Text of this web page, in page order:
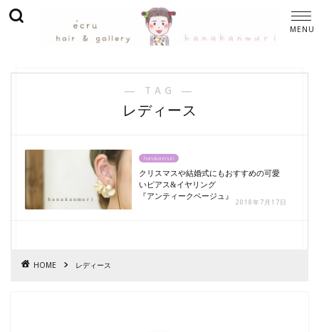
― TAG ―
レディース
hanakanmuri
クリスマスや結婚式にもおすすめの可愛
いピアス&イヤリング
『アンティークベージュ』
2018年7月17日
HOME レディース